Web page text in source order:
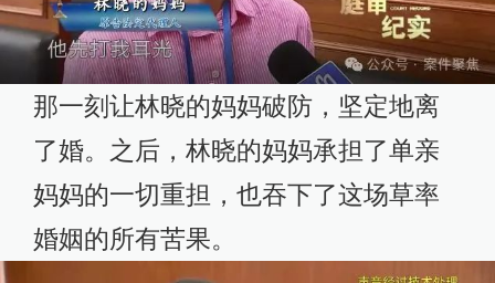
那一刻让林晓的妈妈破防，坚定地离
了婚。之后，林晓的妈妈承担了单亲
妈妈的一切重担，也吞下了这场草率
婚姻的所有苦果。